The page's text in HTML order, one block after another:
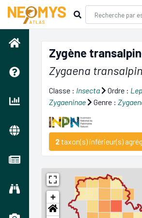
Zygène
Zygaena
Classe : Insecta Ordre :
Zygaeninae
Genre :
2
+